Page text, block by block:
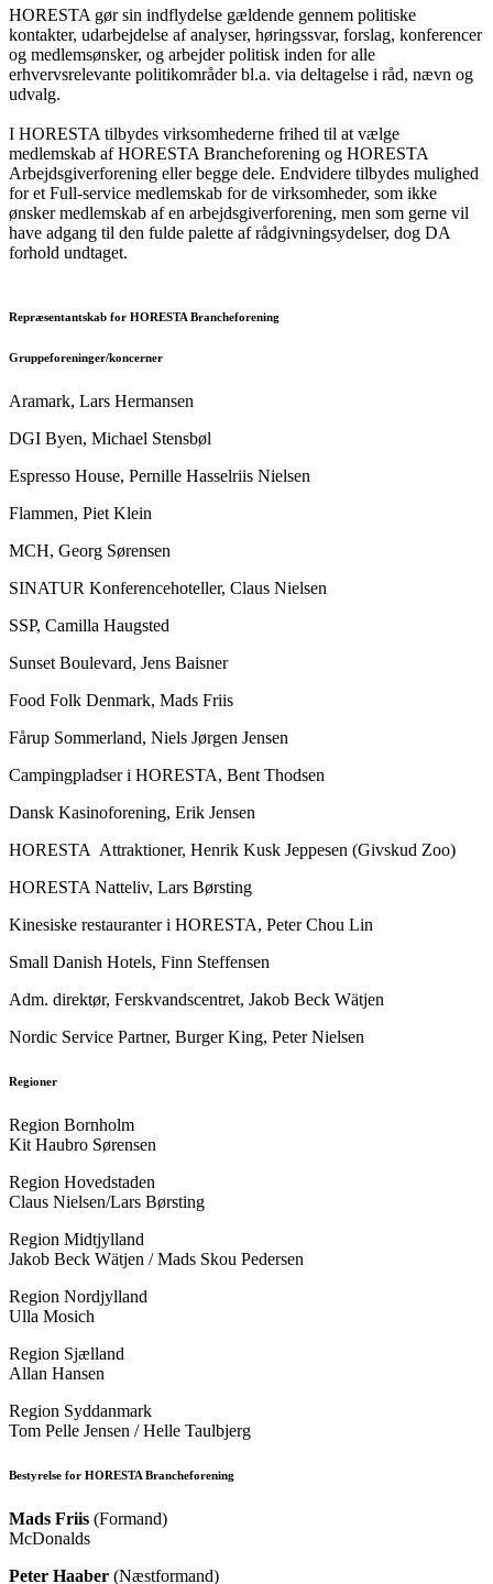
HORESTA gør sin indflydelse gældende gennem politiske
kontakter, udarbejdelse af analyser, høringssvar, forslag, konferencer
og medlemsønsker, og arbejder politisk inden for alle
erhvervsrelevante politikområder bl.a. via deltagelse i råd, nævn og
udvalg.
I HORESTA tilbydes virksomhederne frihed til at vælge
medlemskab af HORESTA Brancheforening og HORESTA
Arbejdsgiverforening eller begge dele. Endvidere tilbydes mulighed
for et Full-service medlemskab for de virksomheder, som ikke
ønsker medlemskab af en arbejdsgiverforening, men som gerne vil
have adgang til den fulde palette af rådgivningsydelser, dog DA
forhold undtaget.
Repræsentantskab for HORESTA Brancheforening
Gruppeforeninger/koncerner
Aramark, Lars Hermansen
DGI Byen, Michael Stensbøl
Espresso House, Pernille Hasselriis Nielsen
Flammen, Piet Klein
MCH, Georg Sørensen
SINATUR Konferencehoteller, Claus Nielsen
SSP, Camilla Haugsted
Sunset Boulevard, Jens Baisner
Food Folk Denmark, Mads Friis
Fårup Sommerland, Niels Jørgen Jensen
Campingpladser i HORESTA, Bent Thodsen
Dansk Kasinoforening, Erik Jensen
HORESTA Attraktioner, Henrik Kusk Jeppesen (Givskud Zoo)
HORESTA Natteliv, Lars Børsting
Kinesiske restauranter i HORESTA, Peter Chou Lin
Small Danish Hotels, Finn Steffensen
Adm. direktør, Ferskvandscentret, Jakob Beck Wätjen
Nordic Service Partner, Burger King, Peter Nielsen
Regioner
Region Bornholm
Kit Haubro Sørensen
Region Hovedstaden
Claus Nielsen/Lars Børsting
Region Midtjylland
Jakob Beck Wätjen / Mads Skou Pedersen
Region Nordjylland
Ulla Mosich
Region Sjælland
Allan Hansen
Region Syddanmark
Tom Pelle Jensen / Helle Taulbjerg
Bestyrelse for HORESTA Brancheforening
Mads Friis (Formand)
McDonalds
Peter Haaber (Næstformand)